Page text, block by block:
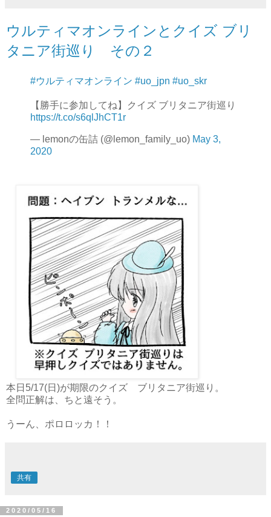
ウルティマオンラインとクイズ ブリ
タニア街巡り その２
#ウルティマオンライン #uo_jpn #uo_skr
【勝手に参加してね】クイズ ブリタニア街巡り
https://t.co/s6qlJhCT1r
— lemonの缶詰 (@lemon_family_uo) May 3,
2020
本日5/17(日)が期限のクイズ ブリタニア街巡り。
全問正解は、ちと遠そう。
うーん、ポロロッカ！！
共有
2020/05/16